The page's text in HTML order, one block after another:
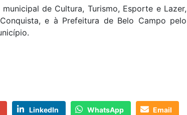
de Cultura, Turismo, Esporte e Lazer,
e à Prefeitura de Belo Campo pelo
LinkedIn WhatsApp Email